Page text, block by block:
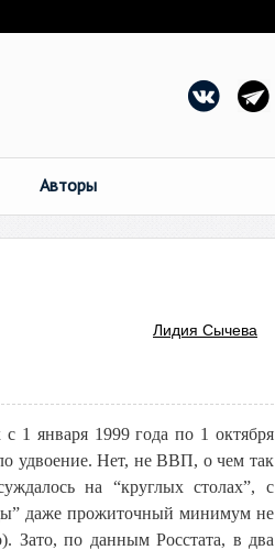
Авторы
Лидия Сычева
1 января 1999 года по 1 октября
удвоение. Нет, не ВВП, о чем так
на “круглых столах”, с
даже прожиточный минимум не
Зато, по данным Росстата, в два